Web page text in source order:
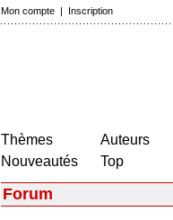
Mon compte | Inscription
Thèmes
Nouveautés
Auteurs
Top
Forum